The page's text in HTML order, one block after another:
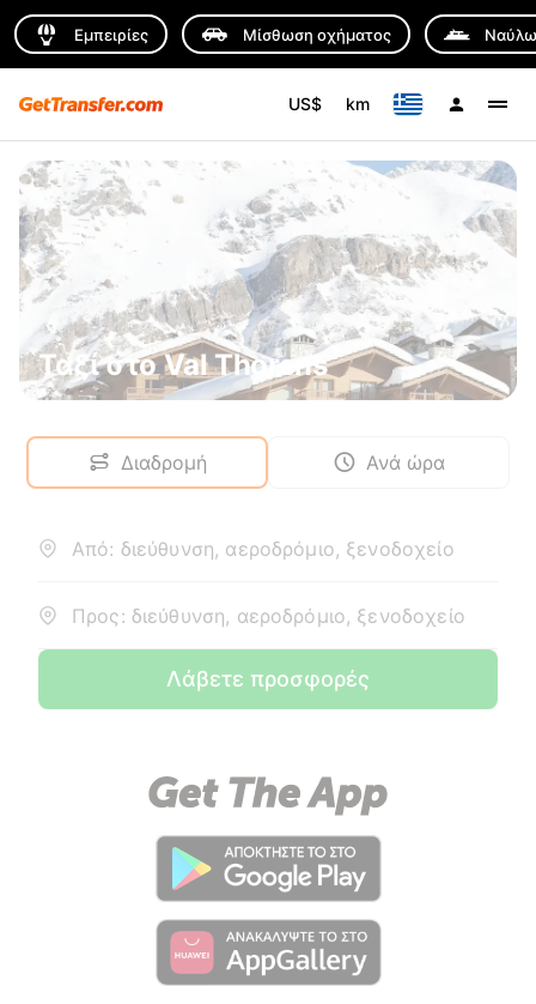
Εμπειρίες Μίσθωση οχήματος
US$ km
Ταξί στο Val Thorens
Διαδρομή Ανά ώρα
Από: διεύθυνση, αεροδρόμιο, ξενοδοχείο
Προς: διεύθυνση, αεροδρόμιο, ξενοδοχείο
Λάβετε προσφορές